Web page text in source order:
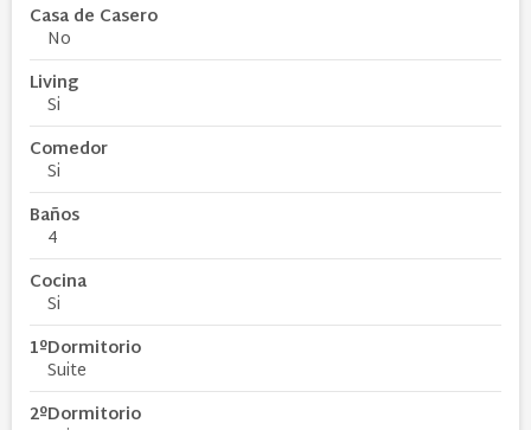
Casa de Casero
No
Living
Si
Comedor
Si
Baños
4
Cocina
Si
1ºDormitorio
Suite
2ºDormitorio